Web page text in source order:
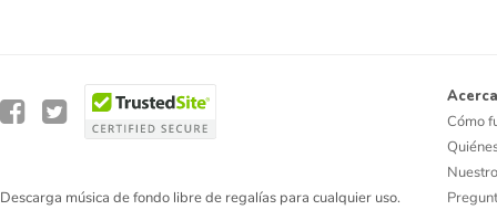
Descarga música de fondo libre de regalías para cualquier uso.
Cómo